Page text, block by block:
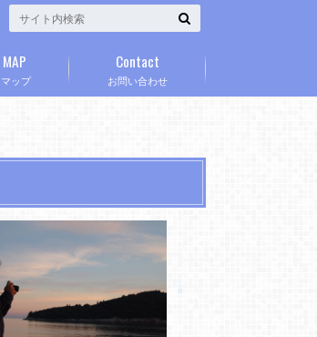
ップ お問い合わせ
Contact